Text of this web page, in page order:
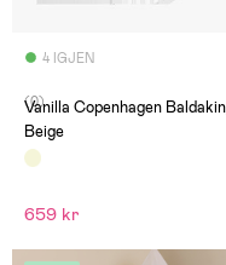
4 IGJEN
(0)
Vanilla Copenhagen
Beige
659 kr